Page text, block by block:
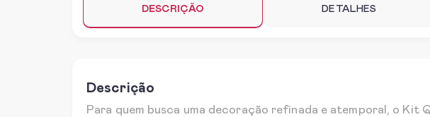
DESCRIÇÃO DETALHES
Descrição
Para quem busca uma decoração refinada e atemporal, o